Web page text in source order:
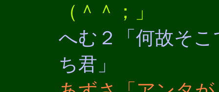
（＾＾；」
へむ２「何故そ
ち君」